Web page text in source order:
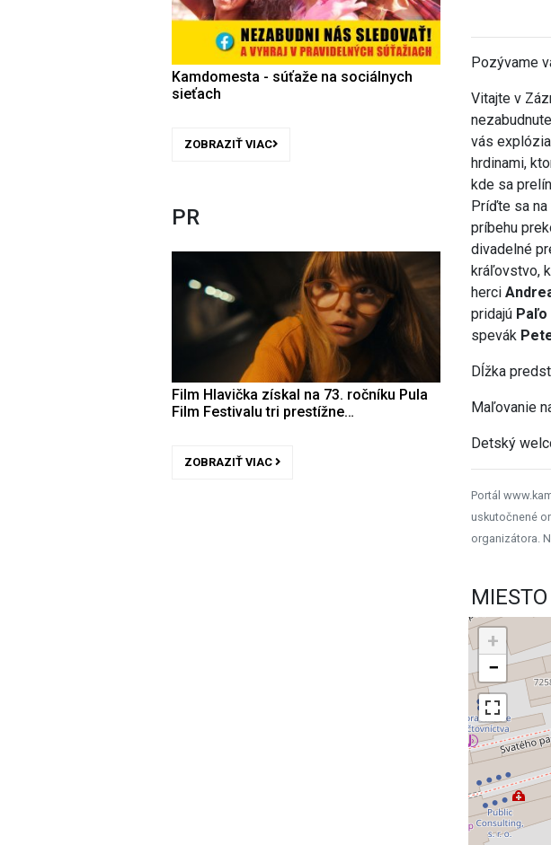
Kamdomesta - súťaže na sociálnych
sieťach
ZOBRAZIŤ VIAC
PR
Film Hlavička získal na 73. ročníku Pula
Film Festivalu tri prestížne…
ZOBRAZIŤ VIAC
Pozývame
Vitajte v
vás
hrdinami,
kde sa
Príďte sa
príbehu
divadelné
kráľovstvo,
herci
pridajú
spevák
Dĺžka
Maľovanie
Detský
Portál
uskutočnené
organizátora.
+
−